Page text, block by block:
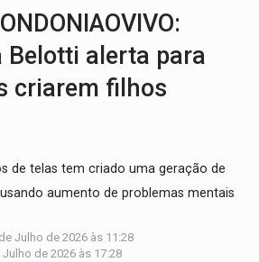
Belotti alerta para
criarem filhos
de telas tem criado uma geração de
aumento de problemas mentais
Julho de 2026 às 11:28
de 2026 às 17:28